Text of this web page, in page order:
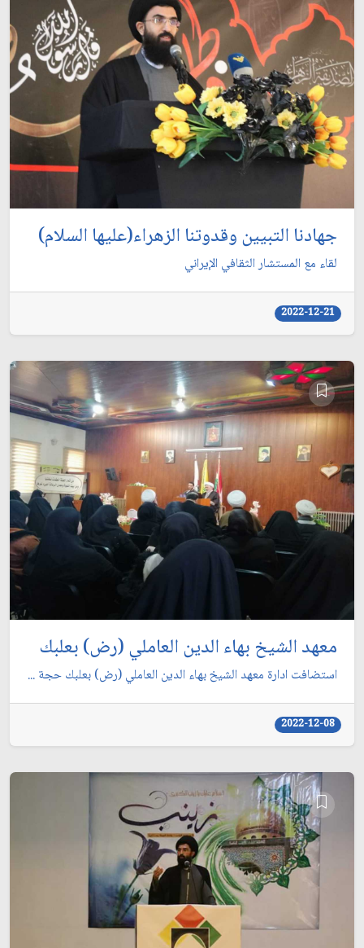
جهادنا التبيين وقدوتنا الزهراء(عليها السلام)
لقاء مع المستشار الثقافي الإيراني
2022-12-21
معهد الشيخ بهاء الدين العاملي (رض) بعلبك
استضافت ادارة معهد الشيخ بهاء الدين العاملي (رض) بعلبك حجة‌ ...
2022-12-08